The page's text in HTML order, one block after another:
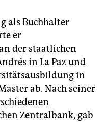
als Buchhalter
er
der staatlichen
in La Paz und
in
ab. Nach seiner
Zentralbank, gab